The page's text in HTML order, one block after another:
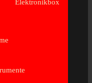
Elektronikbox